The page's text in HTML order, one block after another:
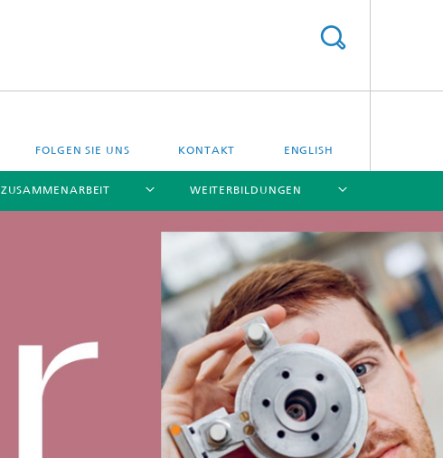
FOLGEN SIE UNS KONTAKT ENGLISH
[X]
[X]
ZUSAMMENARBEIT
[X]
WEITERBILDUNGEN
[X]